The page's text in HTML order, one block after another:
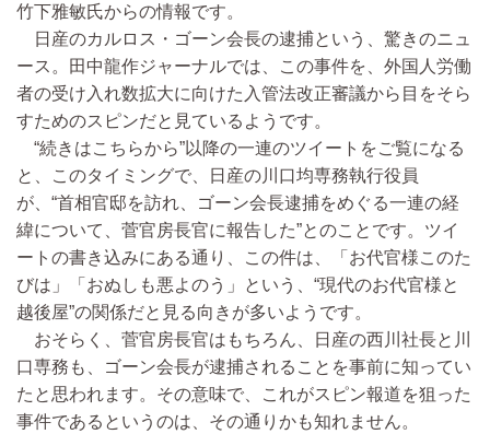
竹下雅敏氏からの情報です。
日産のカルロス・ゴーン会長の逮捕という、驚きのニュ
ース。田中龍作ジャーナルでは、この事件を、外国人労働
者の受け入れ数拡大に向けた入管法改正審議から目をそら
すためのスピンだと見ているようです。
“続きはこちらから”以降の一連のツイートをご覧になる
と、このタイミングで、日産の川口均専務執行役員
が、“首相官邸を訪れ、ゴーン会長逮捕をめぐる一連の経
緯について、菅官房長官に報告した”とのことです。ツイ
ートの書き込みにある通り、この件は、「お代官様このた
びは」「おぬしも悪よのう」という、“現代のお代官様と
越後屋”の関係だと見る向きが多いようです。
おそらく、菅官房長官はもちろん、日産の西川社長と川
口専務も、ゴーン会長が逮捕されることを事前に知ってい
たと思われます。その意味で、これがスピン報道を狙った
事件であるというのは、その通りかも知れません。